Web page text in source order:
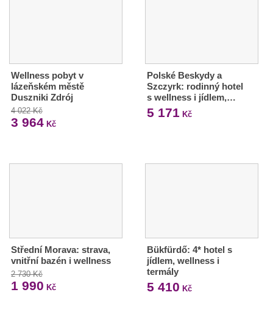
Wellness pobyt v
lázeňském městě
Duszniki Zdrój
4 022 Kč
3 964 Kč
Polské Beskydy a
Szczyrk: rodinný hotel
s wellness i jídlem,…
5 171 Kč
Střední Morava: strava,
vnitřní bazén i wellness
2 730 Kč
1 990 Kč
Bükfürdő: 4* hotel s
jídlem, wellness i
termály
5 410 Kč